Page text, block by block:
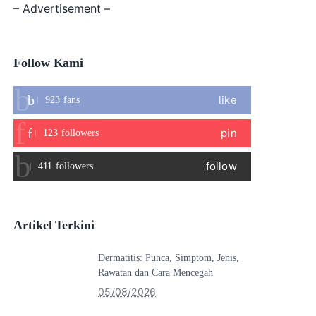
– Advertisement –
Follow Kami
923 fans like
123 followers pin
411 followers follow
Artikel Terkini
Dermatitis: Punca, Simptom, Jenis,
Rawatan dan Cara Mencegah
05/08/2026